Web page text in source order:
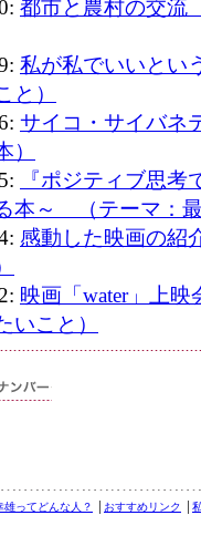
都市と農村の交流
私が私でいいとい
と）
サイコ・サイバネ
）
『ポジティブ思
本～ （テーマ：
感動した映画の
映画「water」上
いこと）
雄ってどんな人？ おすすめリンク